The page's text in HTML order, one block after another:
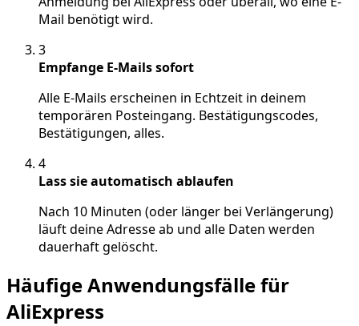
Mail benötigt wird.
3
Empfange E-Mails sofort
Alle E-Mails erscheinen in Echtzeit in deinem
temporären Posteingang. Bestätigungscodes,
Bestätigungen, alles.
4
Lass sie automatisch ablaufen
Nach 10 Minuten (oder länger bei Verlängerung)
läuft deine Adresse ab und alle Daten werden
dauerhaft gelöscht.
Häufige Anwendungsfälle für
AliExpress